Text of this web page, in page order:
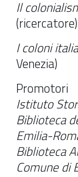
Il
(ricercatore)
I coloni
Venezia)
Promotori
Istituto
Biblioteca
Emilia-
Biblioteca
Comune di